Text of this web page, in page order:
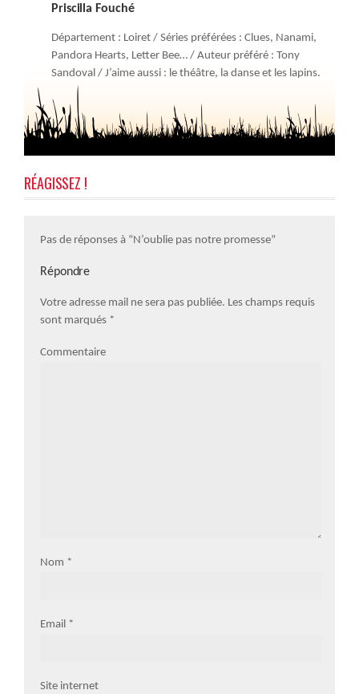
Priscilla Fouché
Département : Loiret / Séries préférées : Clues, Nanami,
Pandora Hearts, Letter Bee… / Auteur préféré : Tony
Sandoval / J’aime aussi : le théâtre, la danse et les lapins.
RÉAGISSEZ !
Pas de réponses à “N’oublie pas notre promesse”
Répondre
Votre adresse mail ne sera pas publiée. Les champs requis
sont marqués *
Commentaire
Nom *
Email *
Site internet